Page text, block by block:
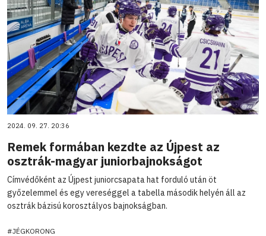
2024. 09. 27. 20:36
Remek formában kezdte az Újpest az
osztrák-magyar juniorbajnokságot
Címvédőként az Újpest juniorcsapata hat forduló után öt
győzelemmel és egy vereséggel a tabella második helyén áll az
osztrák bázisú korosztályos bajnokságban.
#JÉGKORONG